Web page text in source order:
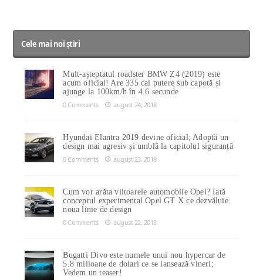
Cele mai noi știri
Mult-așteptatul roadster BMW Z4 (2019) este
acum oficial! Are 335 cai putere sub capotă și
ajunge la 100km/h în 4.6 secunde
0 Comments
august 24, 2018
Hyundai Elantra 2019 devine oficial; Adoptă un
design mai agresiv și umblă la capitolul siguranță
0 Comments
august 23, 2018
Cum vor arăta viitoarele automobile Opel? Iată
conceptul experimental Opel GT X ce dezvăluie
noua linie de design
0 Comments
august 22, 2018
Bugatti Divo este numele unui nou hypercar de
5.8 milioane de dolari ce se lansează vineri;
Vedem un teaser!